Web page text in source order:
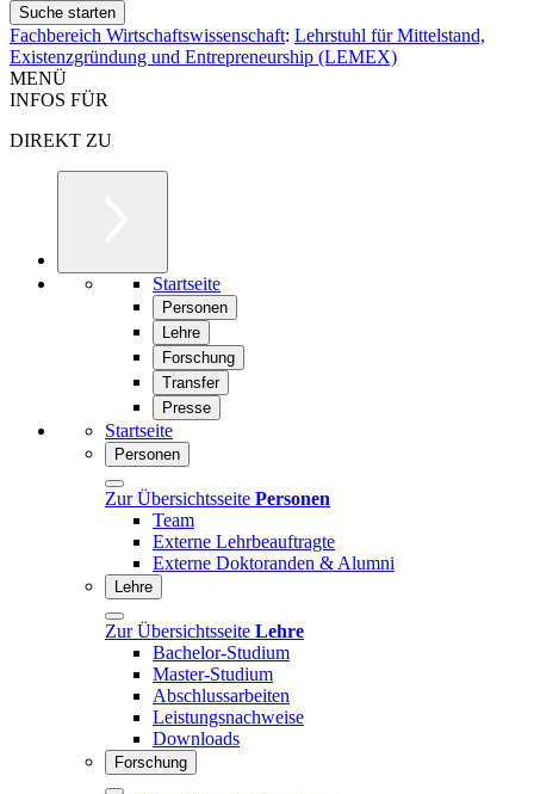
Fachbereich Wirtschaftswissenschaft: Lehrstuhl für Mittelstand,
Existenzgründung und Entrepreneurship (LEMEX)
MENÜ
INFOS FÜR
DIREKT ZU
Startseite
Personen
Lehre
Forschung
Transfer
Presse
Startseite
Personen
Zur Übersichtsseite Personen
Team
Externe Lehrbeauftragte
Externe Doktoranden & Alumni
Lehre
Zur Übersichtsseite Lehre
Bachelor-Studium
Master-Studium
Abschlussarbeiten
Leistungsnachweise
Downloads
Forschung